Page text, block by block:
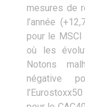
mesures de
l’année
pour le MSCI
où les
Notons
négative